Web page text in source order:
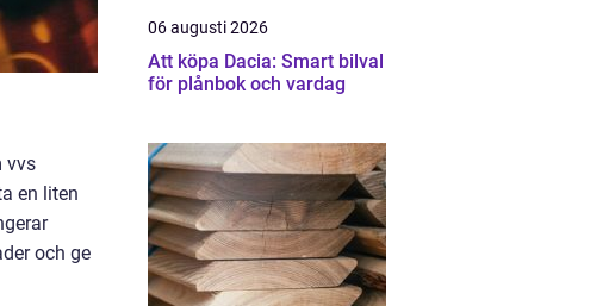
vvs
en liten
och ge
06 augusti 2026
Att köpa Dacia: Smart bilval
för plånbok och vardag